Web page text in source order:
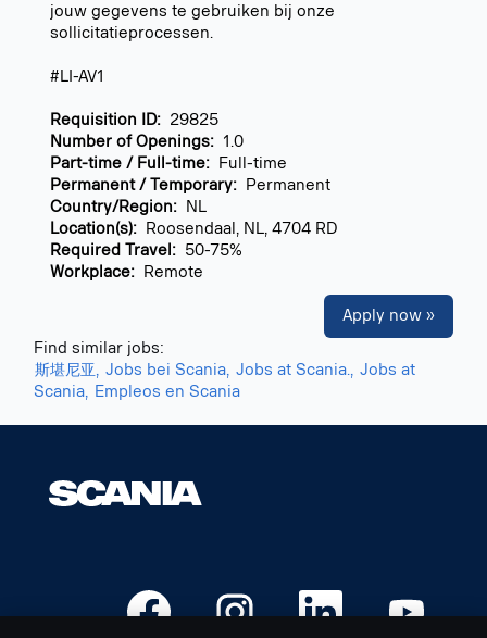
jouw gegevens te gebruiken bij onze
sollicitatieprocessen.
#LI-AV1
Requisition ID: 29825
Number of Openings: 1.0
Part-time / Full-time: Full-time
Permanent / Temporary: Permanent
Country/Region: NL
Location(s): Roosendaal, NL, 4704 RD
Required Travel: 50-75%
Workplace: Remote
Apply now »
Find similar jobs:
斯堪尼亚, Jobs bei Scania, Jobs at Scania., Jobs at
Scania, Empleos en Scania
p
e
p
e
O
e
e